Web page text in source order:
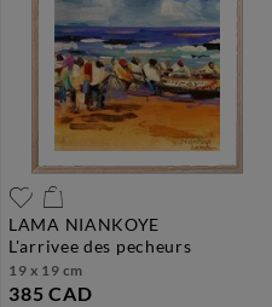
LAMA NIANKOYE
l'arrivee des pecheurs
19 x 19 cm
385 CAD